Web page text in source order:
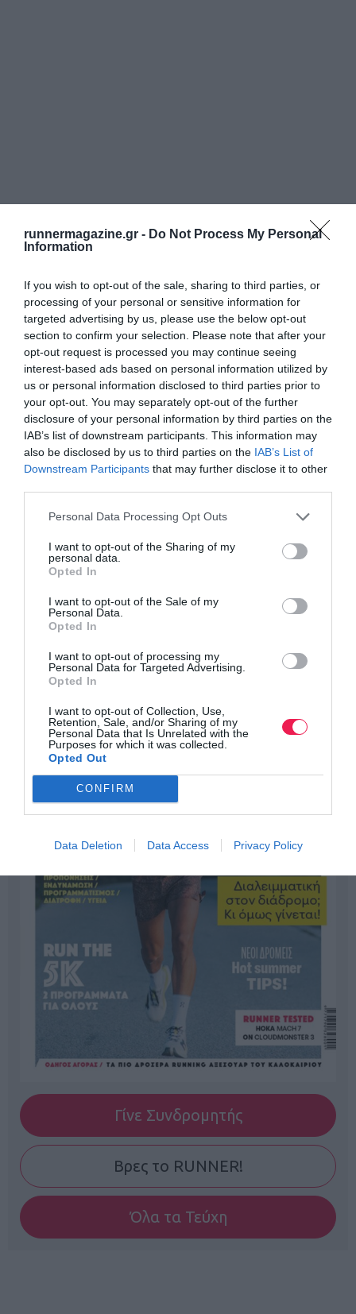
runnermagazine.gr - Do Not Process My Personal
Information
If you wish to opt-out of the sale, sharing to third parties, or
processing of your personal or sensitive information for
targeted advertising by us, please use the below opt-out
section to confirm your selection. Please note that after your
opt-out request is processed you may continue seeing
interest-based ads based on personal information utilized by
us or personal information disclosed to third parties prior to
your opt-out. You may separately opt-out of the further
disclosure of your personal information by third parties on the
IAB’s list of downstream participants. This information may
also be disclosed by us to third parties on the IAB’s List of
Downstream Participants that may further disclose it to other
Personal Data Processing Opt Outs
I want to opt-out of the Sharing of my
personal data.
Opted In
I want to opt-out of the Sale of my
Personal Data.
Opted In
I want to opt-out of processing my
Personal Data for Targeted Advertising.
Opted In
I want to opt-out of Collection, Use,
Retention, Sale, and/or Sharing of my
Personal Data that Is Unrelated with the
Purposes for which it was collected.
Opted Out
CONFIRM
Data Deletion Data Access Privacy Policy
Γίνε Συνδρομητής
Βρες το RUNNER!
Όλα τα Τεύχη